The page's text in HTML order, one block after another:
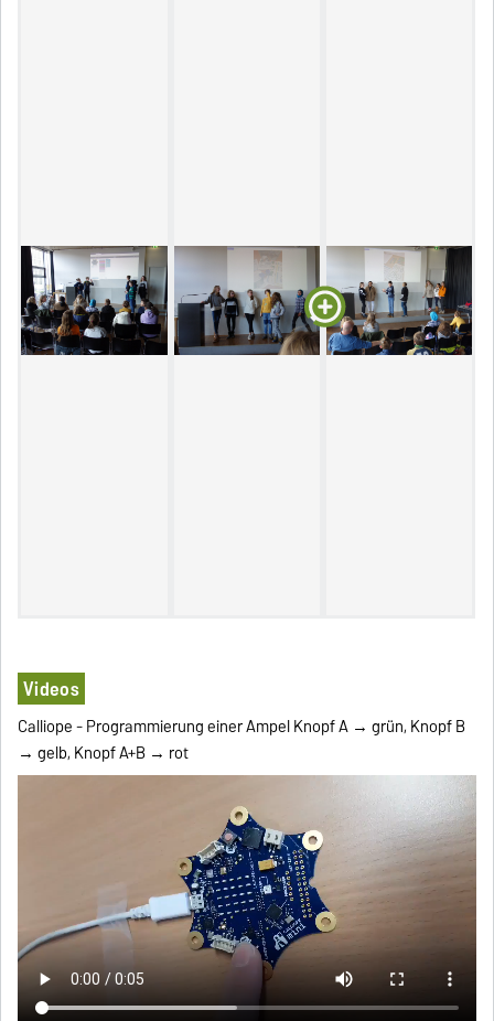
Videos
Calliope - Programmierung einer Ampel Knopf A → grün, Knopf B
→ gelb, Knopf A+B → rot